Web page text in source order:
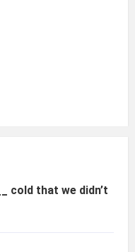
cold that we didn’t